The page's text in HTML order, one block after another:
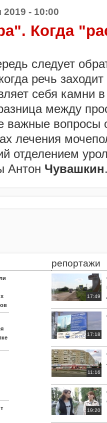
2019 - 10:00
Когда
следует
речь заходит
себя камни
между
важные вопросы
лечения
отделением
Антон Чувашкин
репортажи
17:49
17:18
11:16
19:20